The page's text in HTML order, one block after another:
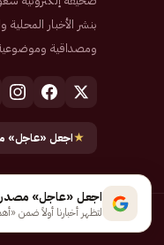
بنشر الأخبار
ومصداقية
★اجعل «عاجل»
جميع الحقوق محفوظة لـ
اجعل «عاجل»
لتظهر أخبارنا أولاً ضمن